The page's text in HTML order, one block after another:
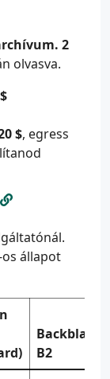
2
olvasva.
$, egress
állapot
Backblaze
B2